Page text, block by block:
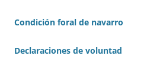
Condición foral de navarro
Declaraciones de voluntad